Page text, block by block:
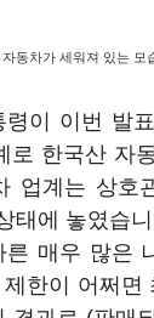
동차가 세워져 있는 모
이 이번 발
로 한국산 자
업계는 상호
태에 놓였습
른 매우 많은
한이 어쩌면